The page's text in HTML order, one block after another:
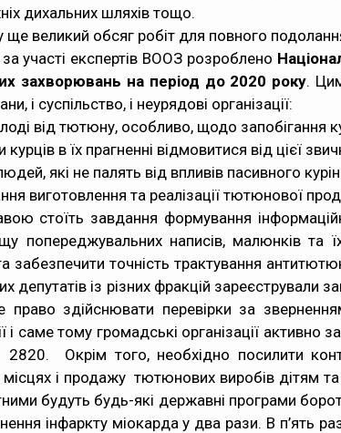
дихальних шляхів тощо.
великий обсяг робіт для повного
участі експертів ВООЗ розроблено
захворювань на період до 2020 року.
і суспільство, і неурядові організації:
від тютюну, особливо, щодо запобігання
в їх прагненні відмовитися від цієї
які не палять від впливів пасивного
виготовлення та реалізації тютюнової
стоїть завдання формування
попереджувальних написів, малюнків та
забезпечити точність трактування
депутатів із різних фракцій
право здійснювати перевірки за
і саме тому громадські організації
2820. Окрім того, необхідно посилити
і продажу тютюнових виробів дітям
будуть будь-які державні програми
інфаркту міокарда у два рази. В п’ять